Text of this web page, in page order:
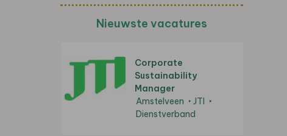
Nieuwste vacatures
Corporate
Sustainability
Manager
Amstelveen
JTI
Dienstverband